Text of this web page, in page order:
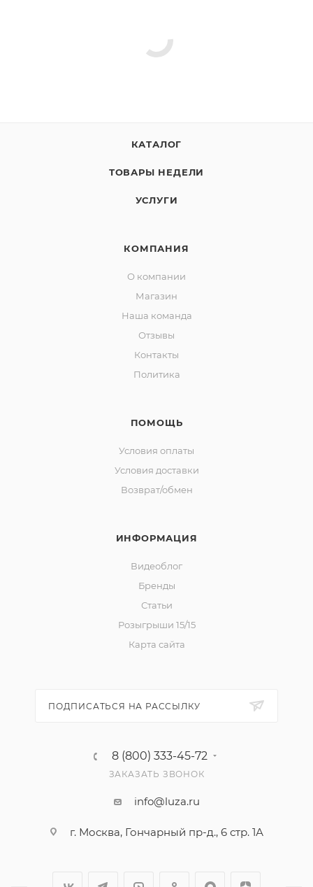
КАТАЛОГ
ТОВАРЫ НЕДЕЛИ
УСЛУГИ
КОМПАНИЯ
О компании
Магазин
Наша команда
Отзывы
Контакты
Политика
ПОМОЩЬ
Условия оплаты
Условия доставки
Возврат/обмен
ИНФОРМАЦИЯ
Видеоблог
Бренды
Статьи
Розыгрыши 15/15
Карта сайта
ПОДПИСАТЬСЯ НА РАССЫЛКУ
8 (800) 333-45-72
ЗАКАЗАТЬ ЗВОНОК
info@luza.ru
г. Москва, Гончарный пр-д., 6 стр. 1А